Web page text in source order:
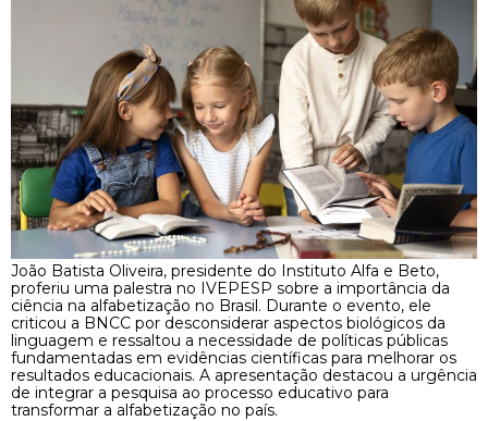
João Batista Oliveira, presidente do Instituto Alfa e Beto,
proferiu uma palestra no IVEPESP sobre a importância da
ciência na alfabetização no Brasil. Durante o evento, ele
criticou a BNCC por desconsiderar aspectos biológicos da
linguagem e ressaltou a necessidade de políticas públicas
fundamentadas em evidências científicas para melhorar os
resultados educacionais. A apresentação destacou a urgência
de integrar a pesquisa ao processo educativo para
transformar a alfabetização no país.